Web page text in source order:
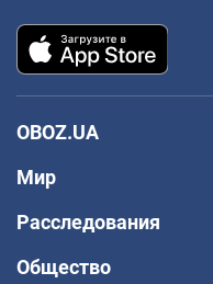
OBOZ.UA
Мир
Расследования
Общество